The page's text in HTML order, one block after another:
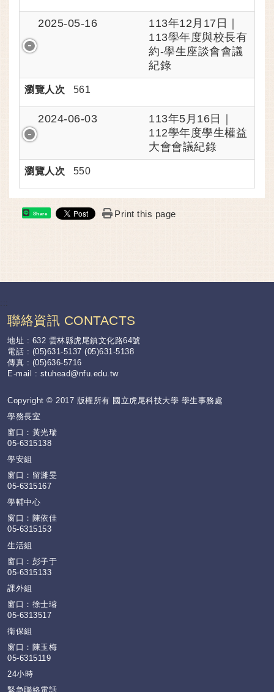
2025-05-16
113年12月17日｜
113學年度與校長有
約-學生座談會會議
紀錄
瀏覽人次 561
2024-06-03
113年5月16日｜
112學年度學生權益
大會會議紀錄
瀏覽人次 550
Share Print this page
:::
聯絡資訊 CONTACTS
地址 : 632 雲林縣虎尾鎮文化路64號
電話 : (05)631-5137 (05)631-5138
傳真 : (05)636-5716
E-mail : stuhead@nfu.edu.tw
Copyright © 2017 版權所有 國立虎尾科技大學 學生事務處
學務長室
窗口：黃光瑞
05-6315138
學安組
窗口：留濰旻
05-6315167
學輔中心
窗口：陳依佳
05-6315153
生活組
窗口：彭子于
05-6315133
課外組
窗口：徐士璿
05-6313517
衛保組
窗口：陳玉梅
05-6315119
24小時
緊急聯絡電話